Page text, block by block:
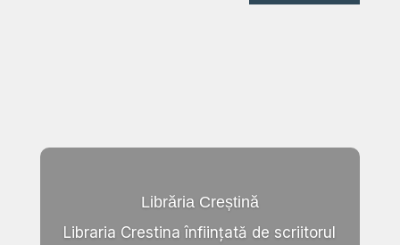
Librăria Creștină
Libraria Crestina înființată de scriitorul